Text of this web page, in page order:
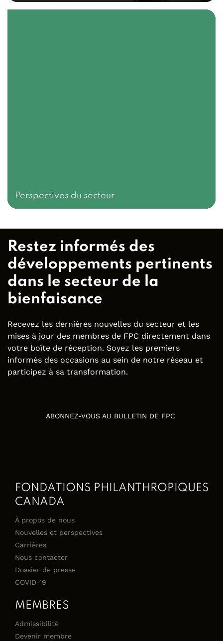
Perspectives du secteur
Restez informés des
développements pertinents
dans le secteur de la
bienfaisance
Recevez les dernières nouvelles du secteur et les
mises à jour des membres de FPC directement dans
votre boîte de réception. Soyez les premiers
informés des occasions au sein de notre réseau et
participez à sa transformation.
ABONNEZ-VOUS AU BULLETIN DE FPC
FONDATIONS PHILANTHROPIQUES
CANADA
À propos de nous
Nouvelles et perspectives
Carrières
Nous contacter
Dossier de presse
COVID-19
MEMBRES
Admissibilité
Devenir membre